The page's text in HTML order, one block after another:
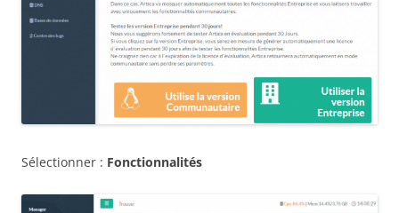
Sélectionner : Fonctionnalités